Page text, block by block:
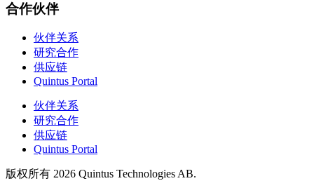
合作伙伴
伙伴关系
研究合作
供应链
Quintus Portal
伙伴关系
研究合作
供应链
Quintus Portal
版权所有 2026 Quintus Technologies AB.